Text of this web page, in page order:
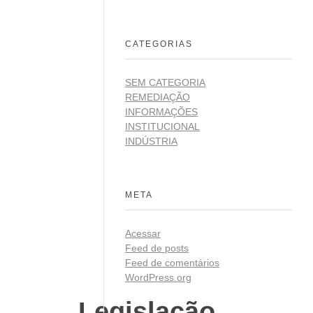
CATEGORIAS
SEM CATEGORIA
REMEDIAÇÃO
INFORMAÇÕES
INSTITUCIONAL
INDÚSTRIA
META
Acessar
Feed de posts
Feed de comentários
WordPress.org